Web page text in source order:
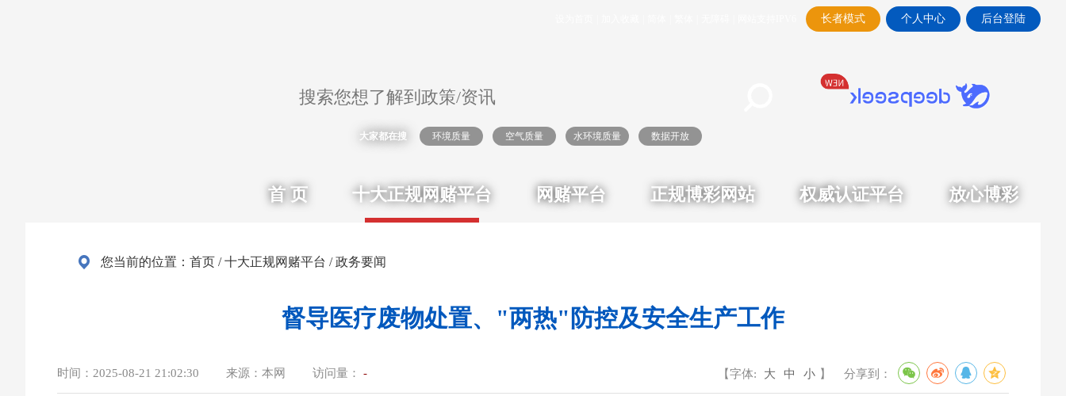
长者模式 个人中心 后台登陆
大家都在搜 环境质量 空气质量 水环境质量 数据开放
首 页 十大正规网赌平台 网赌平台 正规博彩网站 权威认证平台 放心博彩
您当前的位置： 首页 /十大正规网赌平台 /政务要闻
督导医疗废物处置、"两热"防控及安全生产工作
时间： 2025-08-21 21:02:30 来源： 本网 访问量： - 【字体: 大 中 小 】 分享到：